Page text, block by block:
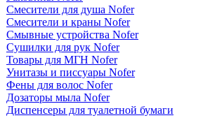
Смесители для душа Nofer
Смесители и краны Nofer
Смывные устройства Nofer
Сушилки для рук Nofer
Товары для МГН Nofer
Унитазы и писсуары Nofer
Фены для волос Nofer
Дозаторы мыла Nofer
Диспенсеры для туалетной бумаги